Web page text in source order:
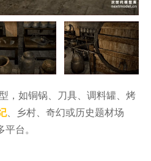
，如铜锅、刀具、调料罐、烤
、乡村、奇幻或历史题材场
台。